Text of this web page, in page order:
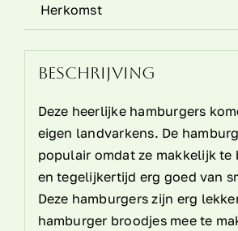
Herkomst
Beschrijving
Deze heerlijke hamburgers
eigen landvarkens. De
populair omdat ze makkelijk te
en tegelijkertijd erg goed van
Deze hamburgers zijn erg
hamburger broodjes mee te